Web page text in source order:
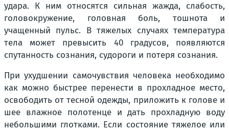
удара. К ним относятся сильная жажда, слабость,
головокружение, головная боль, тошнота и
учащенный пульс. В тяжелых случаях температура
тела может превысить 40 градусов, появляются
спутанность сознания, судороги и потеря сознания.
При ухудшении самочувствия человека необходимо
как можно быстрее перенести в прохладное место,
освободить от тесной одежды, приложить к голове и
шее влажное полотенце и дать прохладную воду
небольшими глотками. Если состояние тяжелое или